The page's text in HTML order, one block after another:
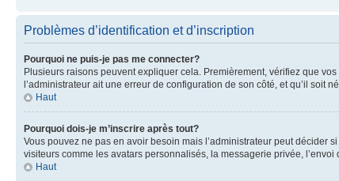
Problèmes d’identification et d’inscription
Pourquoi ne puis-je pas me connecter?
Plusieurs raisons peuvent expliquer cela. Premièrement, vérifiez que
l’administrateur ait une erreur de configuration de son côté, et qu’il soit
Haut
Pourquoi dois-je m’inscrire après tout?
Vous pouvez ne pas en avoir besoin mais l’administrateur peut décider
visiteurs comme les avatars personnalisés, la messagerie privée,
Haut